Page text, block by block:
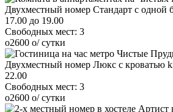
Двухместный номер Стандарт с одной
17.00 до 19.00
Свободных мест: 3
o2600 o/ сутки
Двухместный номер Люкс с кроватью
22.00
Свободных мест: 3
o2600 o/ сутки